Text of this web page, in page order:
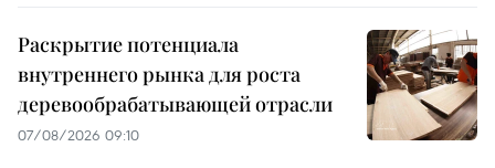
Раскрытие потенциала
внутреннего рынка для роста
деревообрабатывающей отрасли
07/08/2026 09:10